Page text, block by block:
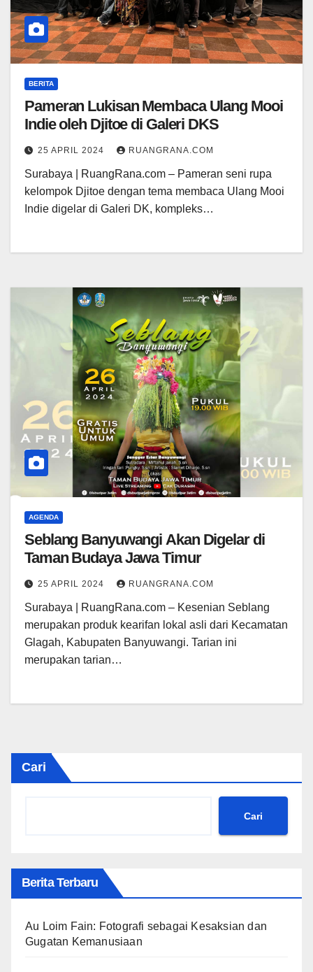
BERITA
Pameran Lukisan Membaca Ulang Mooi
Indie oleh Djitoe di Galeri DKS
25 APRIL 2024 RUANGRANA.COM
Surabaya | RuangRana.com – Pameran seni rupa
kelompok Djitoe dengan tema membaca Ulang Mooi
Indie digelar di Galeri DK, kompleks…
AGENDA
Seblang Banyuwangi Akan Digelar di
Taman Budaya Jawa Timur
25 APRIL 2024 RUANGRANA.COM
Surabaya | RuangRana.com – Kesenian Seblang
merupakan produk kearifan lokal asli dari Kecamatan
Glagah, Kabupaten Banyuwangi. Tarian ini
merupakan tarian…
Cari
Cari
Berita Terbaru
Au Loim Fain: Fotografi sebagai Kesaksian dan
Gugatan Kemanusiaan